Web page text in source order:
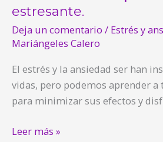
estresante.
Deja un comentario / Estrés y
Mariángeles Calero
El estrés y la ansiedad ser han
vidas, pero podemos aprender a
para minimizar sus efectos y
Leer más »